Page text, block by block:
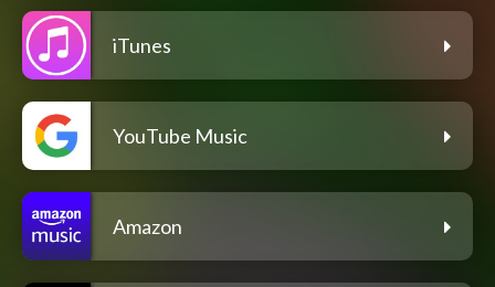
iTunes
YouTube Music
Amazon